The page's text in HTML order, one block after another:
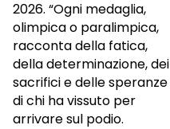
2026. “Ogni medaglia,
olimpica o paralimpica,
racconta della fatica,
della determinazione, dei
sacrifici e delle speranze
di chi ha vissuto per
arrivare sul podio.